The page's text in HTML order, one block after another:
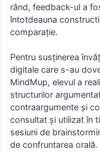
rând, feedback-ul a
întotdeauna
comparație.
Pentru susținerea
digitale care s-au
MindMup, elevul a
structurilor
contraargumente și
consultat și utilizat în
sesiuni de
de confruntarea